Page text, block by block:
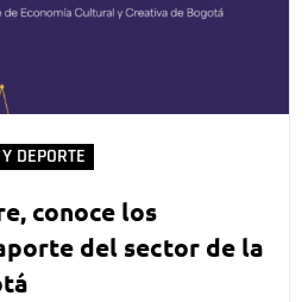
DEPORTE
conoce los
del sector de la